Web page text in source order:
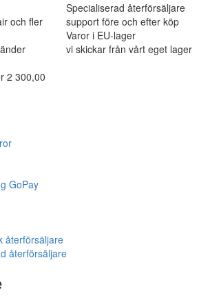
och fler
Specialiserad återförsäljare
support före och efter köp
Varor i EU-lager
vi skickar från vårt eget lager
2 300,00
GoPay
återförsäljare
återförsäljare